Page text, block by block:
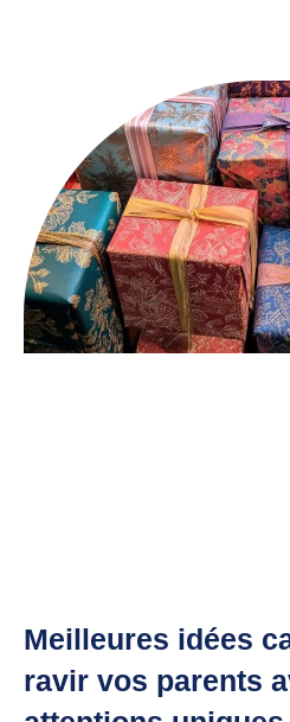
Meilleures idées
ravir vos parents